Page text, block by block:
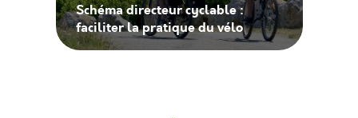
Schéma directeur cyclable :
faciliter la pratique du vélo